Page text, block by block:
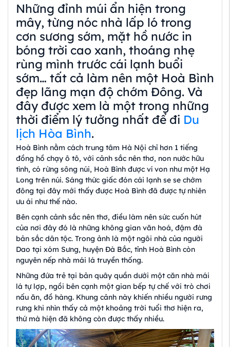
Những đỉnh múi ẩn hiện trong
mây, từng nóc nhà lấp ló trong
cơn sương sớm, mặt hồ nước in
bóng trời cao xanh, thoáng nhẹ
rùng mình trước cái lạnh buổi
sớm… tất cả làm nên một Hoà Bình
đẹp lãng mạn độ chớm Đông. Và
đây được xem là một trong những
thời điểm lý tưởng nhất để đi Du
lịch Hòa Bình.
Hoà Bình nằm cách trung tâm Hà Nội chỉ hơn 1 tiếng
đồng hồ chạy ô tô, với cảnh sắc nên thơ, non nước hữu
tình, có rừng sông núi, Hoà Bình được ví von như một Hạ
Long trên núi. Sáng thức giấc đón cái lạnh se se chớm
đông tại đây mới thấy được Hoà Bình đã được tự nhiên
ưu ái như thế nào.
Bên cạnh cảnh sắc nên thơ, điều làm nên sức cuốn hút
của nơi đây đó là những không gian văn hoá, đậm đà
bản sắc dân tộc. Trong ảnh là một ngôi nhà của người
Dao tại xóm Sưng, huyện Đà Bắc, tỉnh Hoà Bình còn
nguyên nếp nhà mái lá truyền thống.
Những đứa trẻ tại bản quây quần dưới một căn nhà mái
lá tự lợp, ngồi bên cạnh một gian bếp tự chế với trò chơi
nấu ăn, đồ hàng. Khung cảnh này khiến nhiều người rưng
rưng khi nhìn thấy cả một khoảng trời tuổi thơ hiện ra,
thứ mà hiện đã không còn được thấy nhiều.